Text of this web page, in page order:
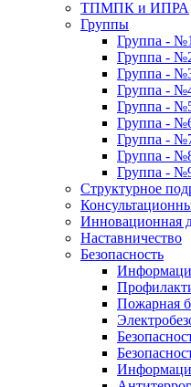
ТПМПК и ИПРА
Группы
Группа - №1
Группа -
Группа -
Группа -
Группа -
Группа -
Группа -
Группа -
Группа -
Структурное
Инновационная
Наставничество
Безопасность
Пожарная